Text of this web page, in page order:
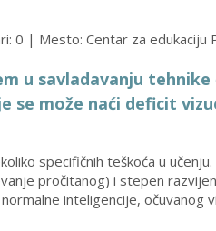
0 | Mesto: Centar za edukaciju
u savladavanju
se može naći deficit
specifičnih teškoća u
pročitanog) i stepen
inteligencije, očuvanog